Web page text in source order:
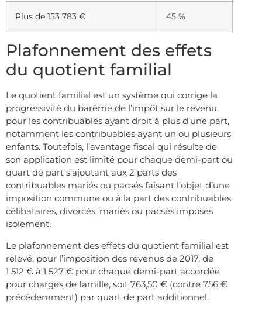
Plus de 153 783 € 45 %
Plafonnement des effets
du quotient familial
Le quotient familial est un système qui corrige la
progressivité du barème de l’impôt sur le revenu
pour les contribuables ayant droit à plus d’une part,
notamment les contribuables ayant un ou plusieurs
enfants. Toutefois, l’avantage fiscal qui résulte de
son application est limité pour chaque demi-part ou
quart de part s’ajoutant aux 2 parts des
contribuables mariés ou pacsés faisant l’objet d’une
imposition commune ou à la part des contribuables
célibataires, divorcés, mariés ou pacsés imposés
isolement.
Le plafonnement des effets du quotient familial est
relevé, pour l’imposition des revenus de 2017, de
1 512 € à 1 527 € pour chaque demi-part accordée
pour charges de famille, soit 763,50 € (contre 756 €
précédemment) par quart de part additionnel.